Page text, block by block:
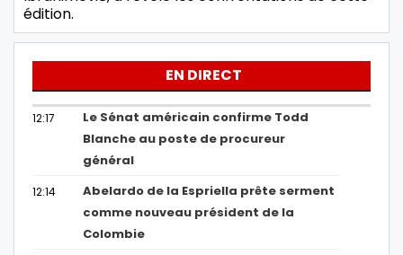
édition.
EN DIRECT
12:17
Le Sénat américain confirme Todd
Blanche au poste de procureur
général
12:14
Abelardo de la Espriella prête serment
comme nouveau président de la
Colombie